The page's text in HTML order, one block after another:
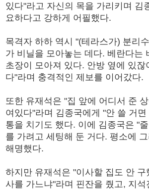
있다"라고 자신의 목을 가리키며 김
요하다고 강하게 어필했다.
목격자 하하 역시 "(테라스가) 분리
가 비닐을 모아놓는 데다. 베란다는
초장이 모아져 있다. 안방 옆에 있잖
다"라며 충격적인 제보를 이어갔다.
또한 유재석은 "집 앞에 어디서 준
여있다"라며 김종국에게 "안 쓸 거면
통을 치기도 했다. 이에 김종국은 "
를 가려고 세팅해 둔 거다. 평소에
해명했다.
하지만 유재석은 "이사할 집도 안 구
사를 가느냐"라며 핀잔을 줬고, 지석